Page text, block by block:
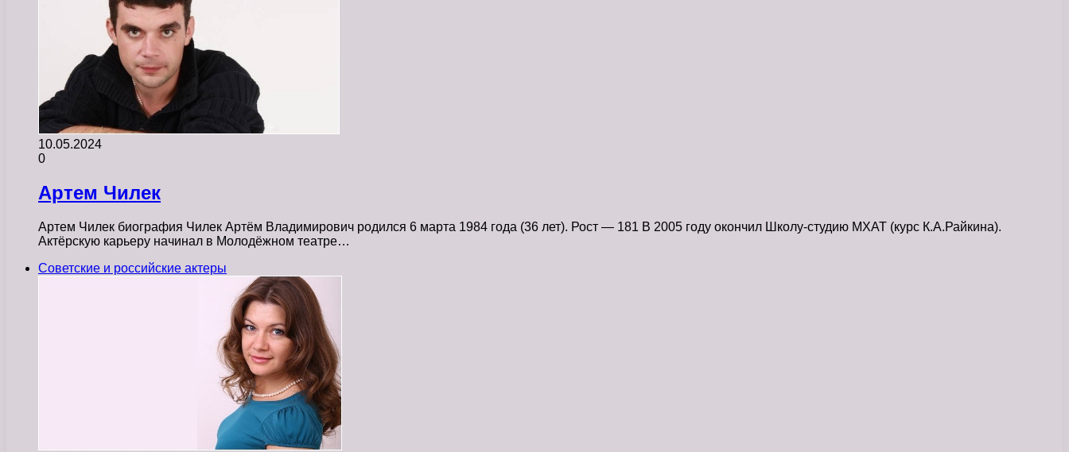
10.05.2024
0
Артем Чилек
Артем Чилек биография Чилек Артём Владимирович родился 6 марта 1984 года (36 лет). Рост — 181 В 2005 году окончил Школу-студию МХАТ (курс К.А.Райкина).
Актёрскую карьеру начинал в Молодёжном театре…
Советские и российские актеры